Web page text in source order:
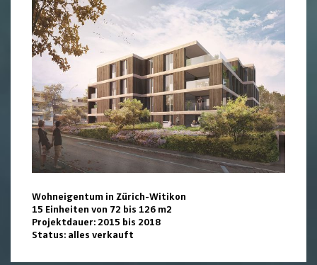
Wohneigentum in Zürich-Witikon
15 Einheiten von 72 bis 126 m2
Projektdauer: 2015 bis 2018
Status: alles verkauft